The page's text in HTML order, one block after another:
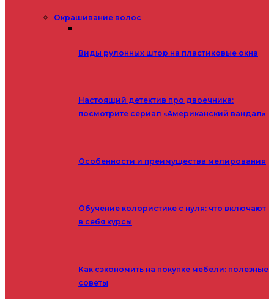
Окрашивание волос
Виды рулонных штор на пластиковые окна
Настоящий детектив про двоечника:
посмотрите сериал «Американский вандал»
Особенности и преимущества мелирования
Обучение колористике с нуля: что включают
в себя курсы
Как сэкономить на покупке мебели: полезные
советы